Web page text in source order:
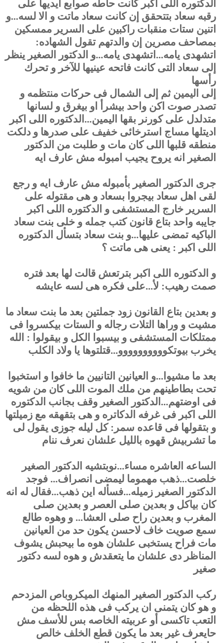
الدكتوره اللى اكبر كانت حاطه صوابع ايديها على
رقبه سعاد بتتحقق إن كانت سعاد ماتت و الا لسه...و
اتنين ستات منقبات راكبين على السرير ممسكين
بمصاحف مصرين إن والدتهم تقول الشهاده:
اتشهدى يامه...اتشهدى يامه...و الدكتور الصغير ينظر
إلى سعاد التى كانت فاتحه عينيها للآخر و تحرك
رأسها
إلى اليمين ثم إلى الشمال فى حركات منتظمه و
تصدر صوت اكن واحد بيشرأ او بيغرق و لسانها
متدلدل على كورنر بقها اليمين...الدكتوره اللى اكبر
اديتلها مساج استرخائى خفيف على صدرها و دلكت
منطقه قلبها اللى كان مات و طلبت من الدكتور
الصغير انه يروح يجيب امبوله مش عارف ايه
جرى الدكتور الصغير بأمبوله مش عارف ايه و رجع
لقى اهل سعاد بيجروا بسعاد و هى مقتوله على
السرير خارج المستشفى و الدكتوره اللى اكبر
جايبه واحد بتاع قانون كتب جمله و خلى بنت سعاد
الباكيه تمضى عليها...و بنت سعاد بتسأل الدكتوره
اللى اكبر : يعنى هى ماتت ؟
و الدكتوره اللى اكبر بترتعش قالت لها بعد فتره
صمت رهيب: لأ...على فكره هى لسه عايشه
و بعدين بتاع القانون زود جملتين بعد ما بنت سعاد ما
مشيت و وراها التلات رجاله و الستات بيكسروا فى
ممتلكات المستشفى و بيسبوا الكل و بيقولوا : الله
يخرب بيوتكوووووووووو...قتلتوها يا ولاد الكلب
بعد ما مشيوا...و العيانين التانيين ما خافوا و استخبوا
تحت بطاطينهم من ملك الموت اللى كان من شويه
فى اوضتهم...الدكتور الصغير وقف بجانب الدكتوره
اللى اكبر فى غرفه الدكاتره و هى بتقهقه مع زميلتها
و بتقولها فى قاعده سمر: كل ليله جوزى يقول لى
ما تشربيش قهوه بالليل علشان نعرف ننام
الساعه العاشره مساء...نوبتشيه الدكتور الصغير
خلصت...ذهب مهموما ليمضى انصراف... فوجد
الدكتور الصغير زميله...فسأله اين ذهب...فقال له انه
كان بياكل و بعدين صلى العصر و بعدين صلى
المغرب و بعدين راح صلى العشا... و وهوه طالع
سمع صويت خاف لاحسن يكون حد من العيانين
مات فراح يستخبى علشان هوه ما بيحبش يشوف
المناظر دى علشان ما يتعقدش و هوه لسه دكتور
صغير
ركب الدكتور الصغير المنهك الميكروباص المزدحم
و هو كان يتمنى ان يركب فى هذه اللحظه من
التعب تاكسى أو عربيته الخاصه بس للأسف مش
حايعرف غير بعد ما يكون قطع الخلف خالص